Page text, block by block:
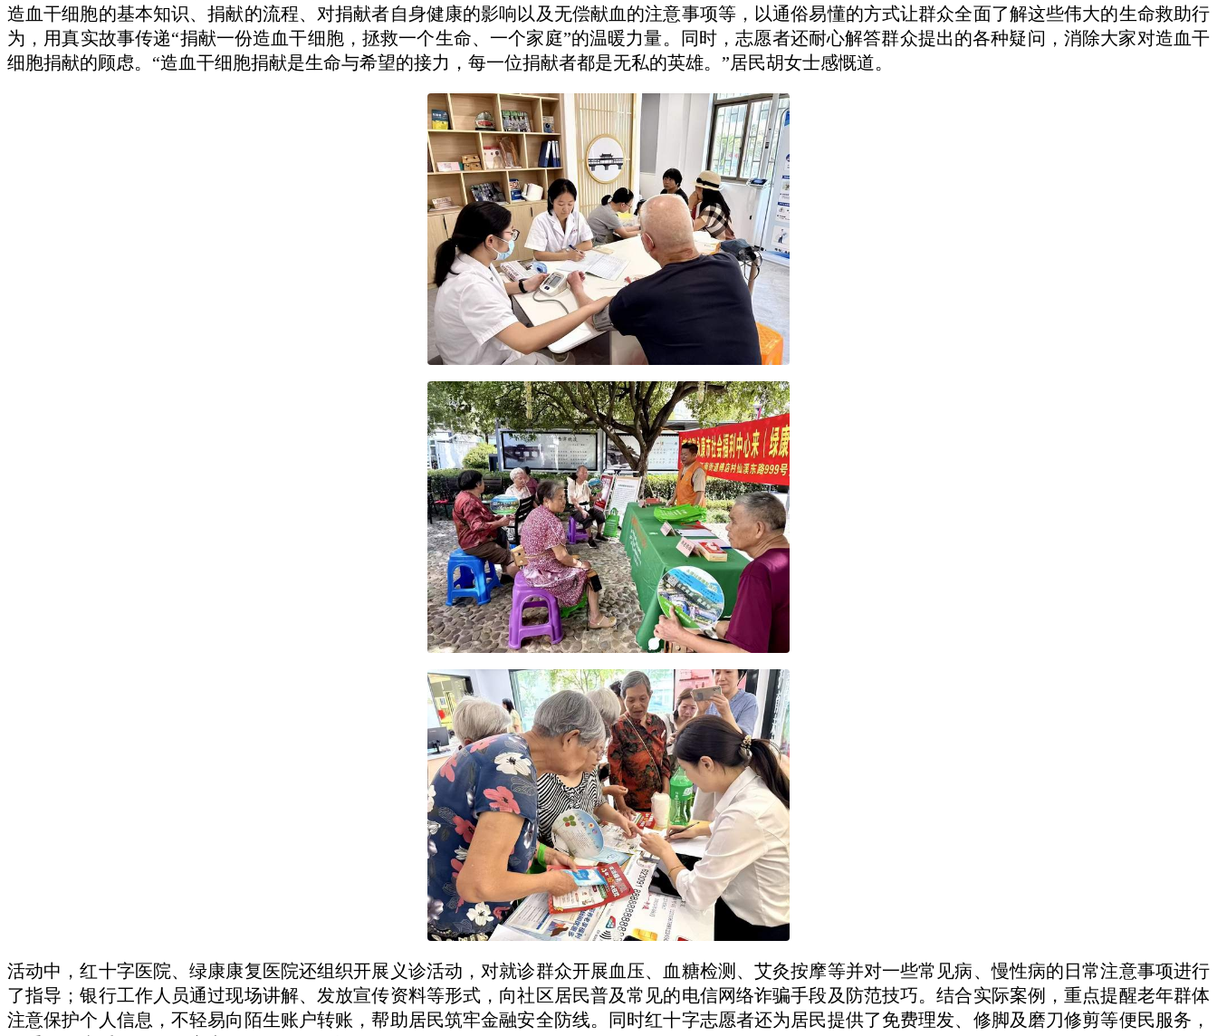
造血干细胞的基本知识、捐献的流程、对捐献者自身健康的影响以及无偿献血的注意事项等，以通俗易懂的方式让群众全面了解这些伟大的生命救助行
为，用真实故事传递“捐献一份造血干细胞，拯救一个生命、一个家庭”的温暖力量。同时，志愿者还耐心解答群众提出的各种疑问，消除大家对造血干
细胞捐献的顾虑。“造血干细胞捐献是生命与希望的接力，每一位捐献者都是无私的英雄。”居民胡女士感慨道。
活动中，红十字医院、绿康康复医院还组织开展义诊活动，对就诊群众开展血压、血糖检测、艾灸按摩等并对一些常见病、慢性病的日常注意事项进行
了指导；银行工作人员通过现场讲解、发放宣传资料等形式，向社区居民普及常见的电信网络诈骗手段及防范技巧。结合实际案例，重点提醒老年群体
注意保护个人信息，不轻易向陌生账户转账，帮助居民筑牢金融安全防线。同时红十字志愿者还为居民提供了免费理发、修脚及磨刀修剪等便民服务，